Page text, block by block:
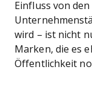
Einfluss von
wird – ist nicht
Marken, die es
Öffentlichkeit